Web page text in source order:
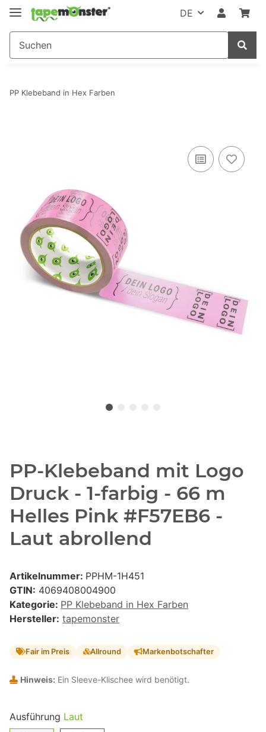
DE
PP Klebeband in Hex Farben
PP-Klebeband mit Logo
Druck - 1-farbig - 66 m
Helles Pink #F57EB6 -
Laut abrollend
Artikelnummer: PPHM-1H451
GTIN: 4069408004900
Kategorie: PP Klebeband in Hex Farben
Hersteller: tapemonster
Fair im Preis Allround Markenbotschafter
Hinweis: Ein Sleeve-Klischee wird benötigt.
Ausführung Laut